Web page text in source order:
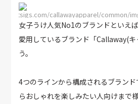
callawayapparel/common/
女子うけ人気No1のブランドといえ
愛用しているブランド「Callaway(
う。
4つのラインから構成されるブラン
らおしゃれを楽しみたい人向けまで